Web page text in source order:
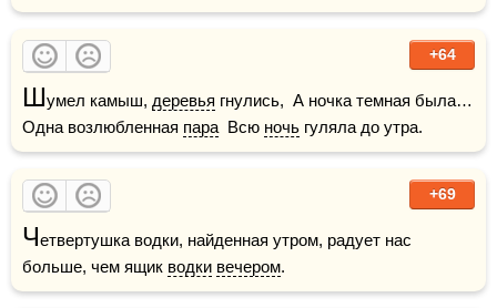
+64
Шумел камыш, деревья гнулись,  А ночка темная была…
Одна возлюбленная пара
  Всю
ночь гуляла до утра.
+69
Четвертушка водки, найденная утром, радует нас
больше, чем ящик водки вечером.